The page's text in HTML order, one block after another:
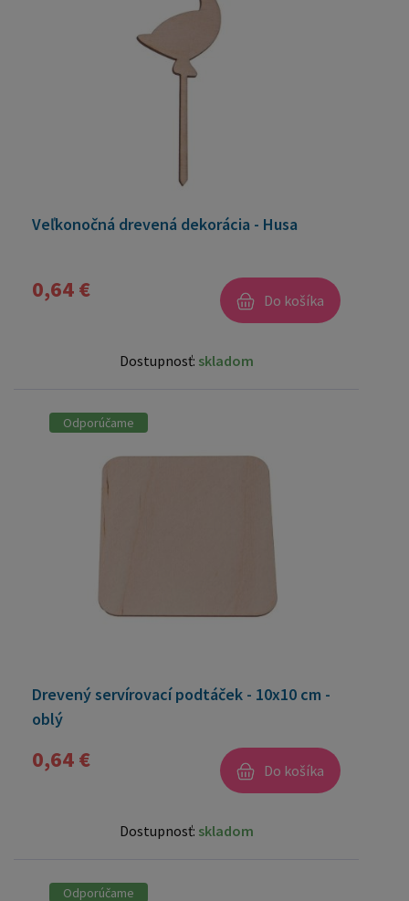
Veľkonočná drevená dekorácia - Husa
0,64 € Do košíka
Dostupnosť: skladom
Odporúčame
Drevený servírovací podtáček - 10x10 cm -
oblý
0,64 € Do košíka
Dostupnosť: skladom
Odporúčame